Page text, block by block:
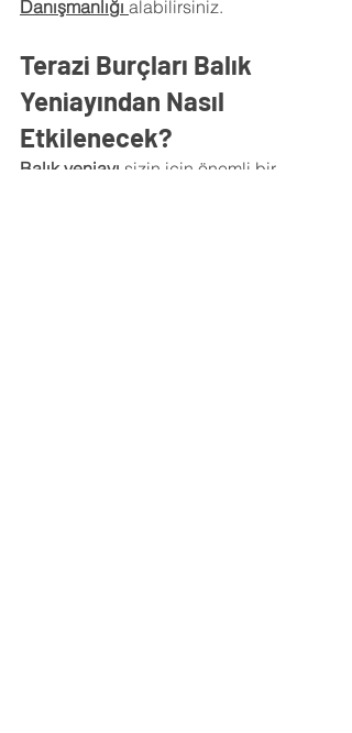
Danışmanlığı alabilirsiniz.
Terazi Burçları Balık
Yeniayından Nasıl
Etkilenecek?
Balık yeniayı sizin için önemli bir